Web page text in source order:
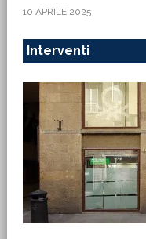
10 APRILE 2025
Interventi